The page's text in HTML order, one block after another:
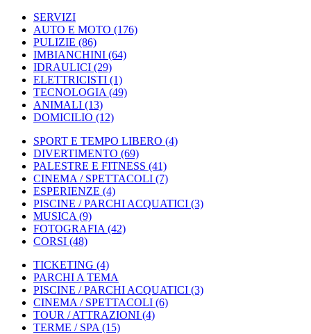
SERVIZI
AUTO E MOTO (176)
PULIZIE (86)
IMBIANCHINI (64)
IDRAULICI (29)
ELETTRICISTI (1)
TECNOLOGIA (49)
ANIMALI (13)
DOMICILIO (12)
SPORT E TEMPO LIBERO (4)
DIVERTIMENTO (69)
PALESTRE E FITNESS (41)
CINEMA / SPETTACOLI (7)
ESPERIENZE (4)
PISCINE / PARCHI ACQUATICI (3)
MUSICA (9)
FOTOGRAFIA (42)
CORSI (48)
TICKETING (4)
PARCHI A TEMA
PISCINE / PARCHI ACQUATICI (3)
CINEMA / SPETTACOLI (6)
TOUR / ATTRAZIONI (4)
TERME / SPA (15)